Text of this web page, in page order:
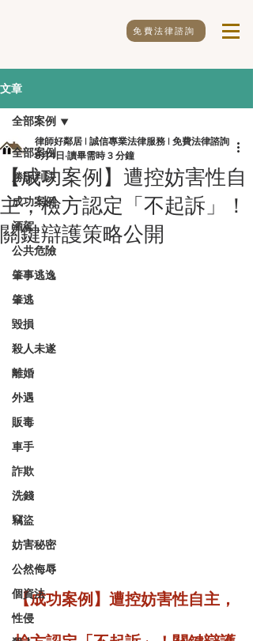
免費法律諮詢
文章
全部案例
勝訴判決
成功案例
酒駕
公共危險
肇事逃逸
肇逃
毀損
殺人未遂
離婚
外遇
販毒
車手
詐欺
洗錢
竊盜
妨害秘密
公然侮辱
個資法
性侵
全部案例
【成功案例】遭控妨害性自
主，檢方認定「不起訴」！
關鍵辯護策略公開
律師好鄰居 | 誠信專業法律服務 | 免費法律諮詢
5月4日 讀畢需時 3 分鐘
【成功案例】遭控妨害性自主，